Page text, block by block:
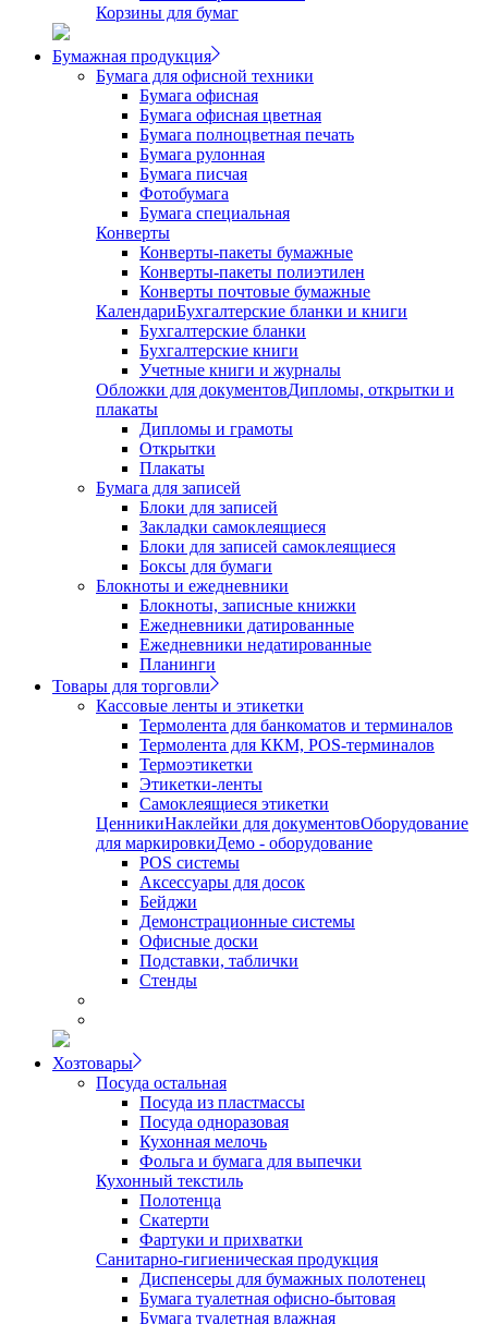
Корзины для бумаг
Бумажная продукция
Бумага для офисной техники
Бумага офисная
Бумага офисная цветная
Бумага полноцветная печать
Бумага рулонная
Бумага писчая
Фотобумага
Бумага специальная
Конверты
Конверты-пакеты бумажные
Конверты-пакеты полиэтилен
Конверты почтовые бумажные
КалендариБухгалтерские бланки и книги
Бухгалтерские бланки
Бухгалтерские книги
Учетные книги и журналы
Обложки для документовДипломы, открытки и
плакаты
Дипломы и грамоты
Открытки
Плакаты
Бумага для записей
Блоки для записей
Закладки самоклеящиеся
Блоки для записей самоклеящиеся
Боксы для бумаги
Блокноты и ежедневники
Блокноты, записные книжки
Ежедневники датированные
Ежедневники недатированные
Планинги
Товары для торговли
Кассовые ленты и этикетки
Термолента для банкоматов и терминалов
Термолента для ККМ, POS-терминалов
Термоэтикетки
Этикетки-ленты
Самоклеящиеся этикетки
ЦенникиНаклейки для документовОборудование
для маркировкиДемо - оборудование
POS системы
Аксессуары для досок
Бейджи
Демонстрационные системы
Офисные доски
Подставки, таблички
Стенды
Хозтовары
Посуда остальная
Посуда из пластмассы
Посуда одноразовая
Кухонная мелочь
Фольга и бумага для выпечки
Кухонный текстиль
Полотенца
Скатерти
Фартуки и прихватки
Санитарно-гигиеническая продукция
Диспенсеры для бумажных полотенец
Бумага туалетная офисно-бытовая
Бумага туалетная влажная